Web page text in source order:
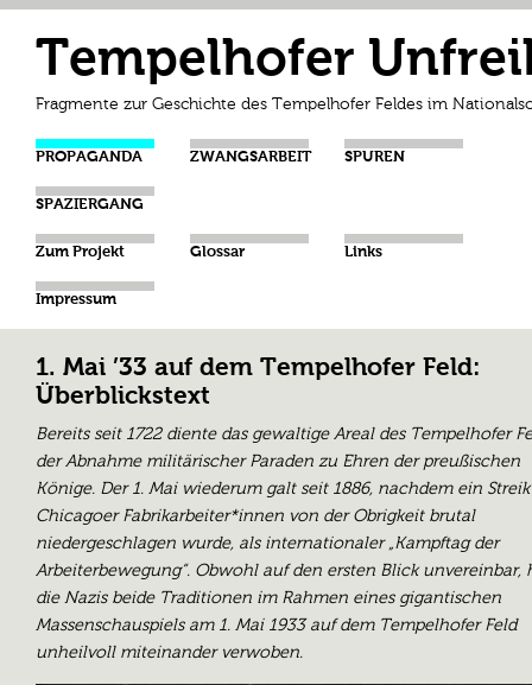
Tempelhofer
Fragmente zur Geschichte des Tempelhofer Feldes im
PROPAGANDA ZWANGSARBEIT SPUREN
SPAZIERGANG
Zum Projekt Glossar Links
Impressum
1. Mai ’33 auf dem Tempelhofer Feld:
Überblickstext
Bereits seit 1722 diente das gewaltige Areal des Tempelhofer
der Abnahme militärischer Paraden zu Ehren der preußischen
Könige. Der 1. Mai wiederum galt seit 1886, nachdem ein Streik
Chicagoer Fabrikarbeiter*innen von der Obrigkeit brutal
niedergeschlagen wurde, als internationaler „Kampftag der
Arbeiterbewegung“. Obwohl auf den ersten Blick unvereinbar,
die Nazis beide Traditionen im Rahmen eines gigantischen
Massenschauspiels am 1. Mai 1933 auf dem Tempelhofer Feld
unheilvoll miteinander verwoben.